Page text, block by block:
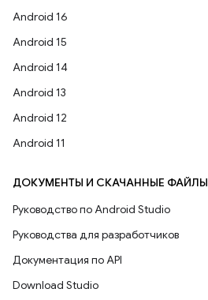
Android 16
Android 15
Android 14
Android 13
Android 12
Android 11
ДОКУМЕНТЫ И СКАЧАННЫЕ ФАЙЛЫ
Руководство по Android Studio
Руководства для разработчиков
Документация по API
Download Studio